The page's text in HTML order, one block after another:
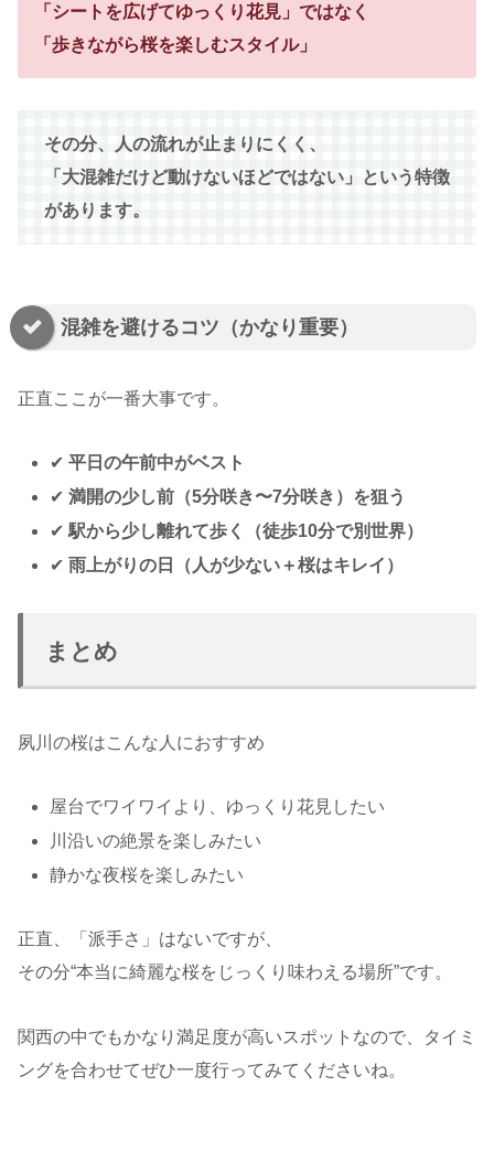
「シートを広げてゆっくり花見」ではなく
「歩きながら桜を楽しむスタイル」
その分、人の流れが止まりにくく、
「大混雑だけど動けないほどではない」という特徴
があります。
混雑を避けるコツ（かなり重要）
正直ここが一番大事です。
✔平日の午前中がベスト
✔満開の少し前（5分咲き〜7分咲き）を狙う
✔駅から少し離れて歩く（徒歩10分で別世界）
✔雨上がりの日（人が少ない＋桜はキレイ）
まとめ
夙川の桜はこんな人におすすめ
屋台でワイワイより、ゆっくり花見したい
川沿いの絶景を楽しみたい
静かな夜桜を楽しみたい
正直、「派手さ」はないですが、
その分“本当に綺麗な桜をじっくり味わえる場所”です。
関西の中でもかなり満足度が高いスポットなので、タイミ
ングを合わせてぜひ一度行ってみてくださいね。